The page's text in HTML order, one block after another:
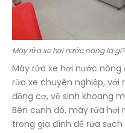
Máy rửa xe hơi nước nóng là gì?
Máy rửa xe hơi nước
rửa xe chuyên nghiệp,
động cơ, vệ sinh khoang
Bên cạnh đó, máy rửa
trong gia đình để rửa